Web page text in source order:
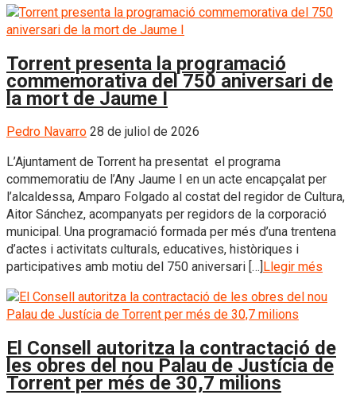
Torrent presenta la programació
commemorativa del 750 aniversari de
la mort de Jaume I
Pedro Navarro 28 de juliol de 2026
L’Ajuntament de Torrent ha presentat el programa
commemoratiu de l’Any Jaume I en un acte encapçalat per
l’alcaldessa, Amparo Folgado al costat del regidor de Cultura,
Aitor Sánchez, acompanyats per regidors de la corporació
municipal. Una programació formada per més d’una trentena
d’actes i activitats culturals, educatives, històriques i
participatives amb motiu del 750 aniversari […]Llegir més
El Consell autoritza la contractació de
les obres del nou Palau de Justícia de
Torrent per més de 30,7 milions